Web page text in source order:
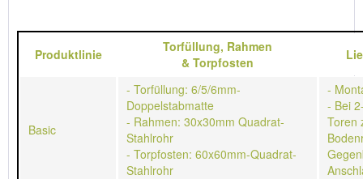
Produktlinie Torfüllung, Rahmen
& Torpfosten
Basic
- Torfüllung: 6/5/6mm-
Doppelstabmatte
- Rahmen: 30x30mm Quadrat-
Stahlrohr
- Torpfosten: 60x60mm-Quadrat-
Stahlrohr
-
- Bei
Toren